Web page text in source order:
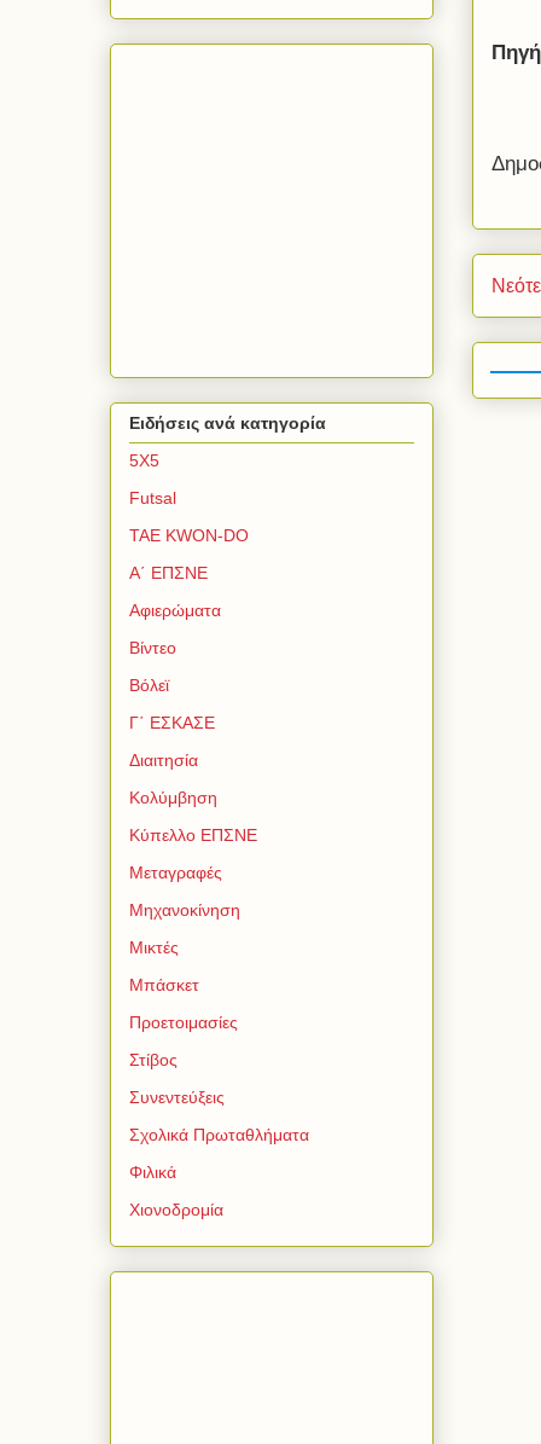
Ειδήσεις ανά κατηγορία
5Χ5
Futsal
TAE KWON-DO
Α΄ ΕΠΣΝΕ
Αφιερώματα
Βίντεο
Βόλεϊ
Γ΄ ΕΣΚΑΣΕ
Διαιτησία
Κολύμβηση
Κύπελλο ΕΠΣΝΕ
Μεταγραφές
Μηχανοκίνηση
Μικτές
Μπάσκετ
Προετοιμασίες
Στίβος
Συνεντεύξεις
Σχολικά Πρωταθλήματα
Φιλικά
Χιονοδρομία